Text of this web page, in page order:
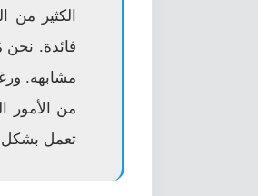
الكثير من
فائدة.
مشابهه.
من الأمور
تعمل بشكل